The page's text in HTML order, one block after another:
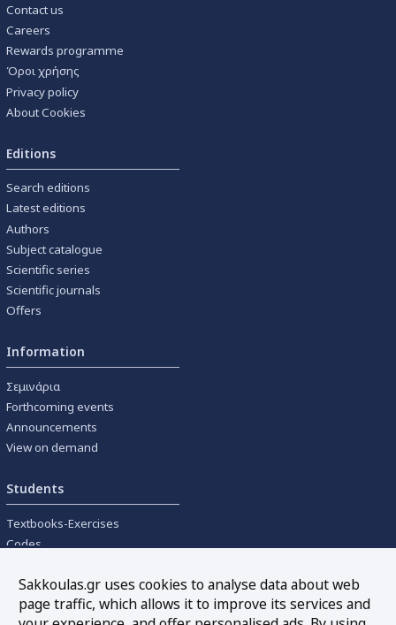
Contact us
Careers
Rewards programme
Όροι χρήσης
Privacy policy
About Cookies
Editions
Search editions
Latest editions
Authors
Subject catalogue
Scientific series
Scientific journals
Offers
Information
Σεμινάρια
Forthcoming events
Announcements
View on demand
Students
Textbooks-Exercises
Codes
Tools
Sakkoulas.gr uses cookies to analyse data about web
page traffic, which allows it to improve its services and